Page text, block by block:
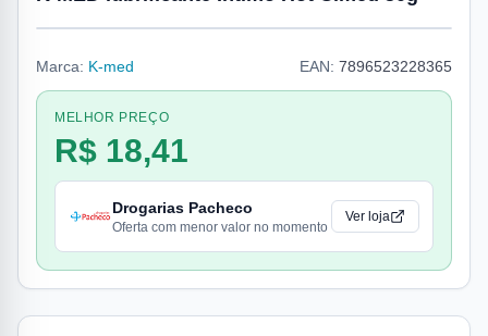
Marca: K-med EAN: 7896523228365
MELHOR PREÇO
R$ 18,41
Drogarias Pacheco
Oferta com menor valor no momento
Ver loja